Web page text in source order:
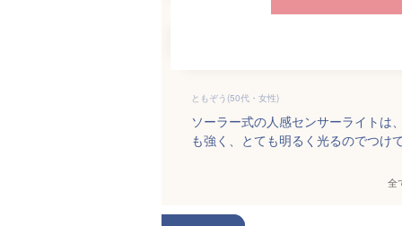
ともぞう(50代・女性)
ソーラー式の人感センサーライトは
も強く、とても明るく光るのでつけ
全